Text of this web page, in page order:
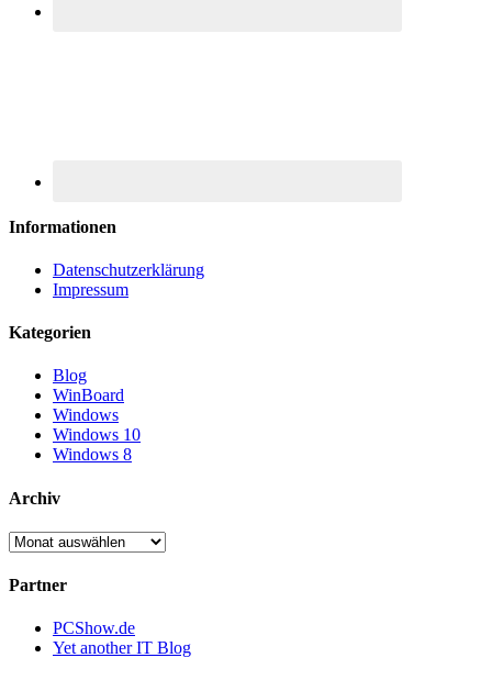
Informationen
Datenschutzerklärung
Impressum
Kategorien
Blog
WinBoard
Windows
Windows 10
Windows 8
Archiv
Archiv
Partner
PCShow.de
Yet another IT Blog